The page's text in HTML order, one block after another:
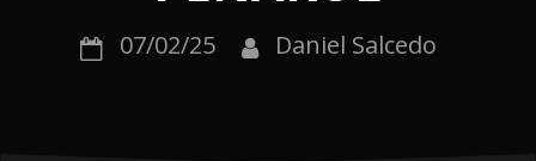
07/02/25 Daniel Salcedo